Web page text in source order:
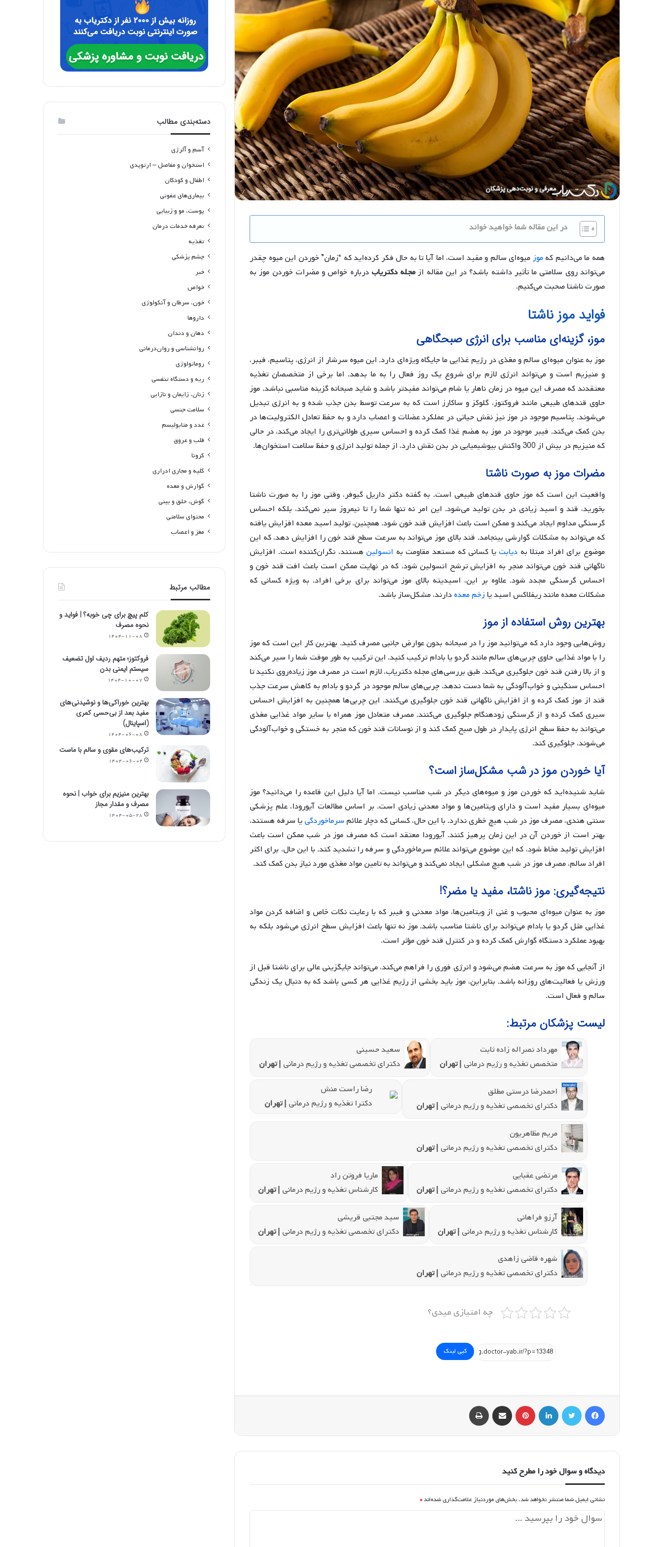
در این مقاله شما خواهید خواند
همه ما می‌دانیم کهموزمیوه‌ای سالم و مفید است، اما آیا تا به حال فکر کرده‌اید که “زمان” خوردن این میوه چقدر
می‌تواند روی سلامتی ما تأثیر داشته باشد؟ در این مقاله ازمجله دکتریاب درباره خواص و مضرات خوردن موز به
صورت ناشتا صحبت می‌کنیم.
فواید موز ناشتا
موز، گزینه‌ای مناسب برای انرژی صبحگاهی
موز به عنوان میوه‌ای سالم و مغذی در رژیم غذایی ما جایگاه ویژه‌ای دارد. این میوه سرشار از انرژی، پتاسیم، فیبر،
و منیزیم است و می‌تواند انرژی لازم برای شروع یک روز فعال را به ما بدهد. اما برخی از متخصصان تغذیه
معتقدند که مصرف این میوه در زمان ناهار یا شام می‌تواند مفیدتر باشد و شاید صبحانه گزینه مناسبی نباشد. موز
حاوی قندهای طبیعی مانند فروکتوز، گلوکز و ساکارز است که به سرعت توسط بدن جذب شده و به انرژی تبدیل
می‌شوند. پتاسیم موجود در موز نیز نقش حیاتی در عملکرد عضلات و اعصاب دارد و به حفظ تعادل الکترولیت‌ها در
بدن کمک می‌کند. فیبر موجود در موز به هضم غذا کمک کرده و احساس سیری طولانی‌تری را ایجاد می‌کند، در حالی
که منیزیم در بیش از 300 واکنش بیوشیمیایی در بدن نقش دارد، از جمله تولید انرژی و حفظ سلامت استخوان‌ها.
مضرات موز به صورت ناشتا
واقعیت این است که موز حاوی قندهای طبیعی است. به گفته دکتر داریل گیوفر، وقتی موز را به صورت ناشتا
بخورید، قند و اسید زیادی در بدن تولید می‌شود. این امر نه تنها شما را تا نیمروز سیر نمی‌کند، بلکه احساس
گرسنگی مداوم ایجاد می‌کند و ممکن است باعث افزایش قند خون شود. همچنین، تولید اسید معده افزایش یافته
که می‌تواند به مشکلات گوارشی بینجامد. قند بالای موز می‌تواند به سرعت سطح قند خون را افزایش دهد، که این
موضوع برای افراد مبتلا به دیابت یا کسانی که مستعد مقاومت به انسولین هستند، نگران‌کننده است. افزایش
ناگهانی قند خون می‌تواند منجر به افزایش ترشح انسولین شود، که در نهایت ممکن است باعث افت قند خون و
احساس گرسنگی مجدد شود. علاوه بر این، اسیدیته بالای موز می‌تواند برای برخی افراد، به ویژه کسانی که
مشکلات معده مانند ریفلاکس اسید یا زخم معدهدارند، مشکل‌ساز باشد.
بهترین روش استفاده از موز
روش‌هایی وجود دارد که می‌توانید موز را در صبحانه بدون عوارض جانبی مصرف کنید. بهترین کار این است که موز
را با مواد غذایی حاوی چربی‌های سالم مانند گردو یا بادام ترکیب کنید. این ترکیب به طور موقت شما را سیر می‌کند
و از بالا رفتن قند خون جلوگیری می‌کند. طبق بررسی‌های مجله دکتریاب، لازم است در مصرف موز زیاده‌روی نکنید تا
احساس سنگینی و خواب‌آلودگی به شما دست ندهد. چربی‌های سالم موجود در گردو و بادام به کاهش سرعت جذب
قند از موز کمک کرده و از افزایش ناگهانی قند خون جلوگیری می‌کنند. این چربی‌ها همچنین به افزایش احساس
سیری کمک کرده و از گرسنگی زودهنگام جلوگیری می‌کنند. مصرف متعادل موز همراه با سایر مواد غذایی مغذی
می‌تواند به حفظ سطح انرژی پایدار در طول صبح کمک کند و از نوسانات قند خون که منجر به خستگی و خواب‌آلودگی
می‌شوند، جلوگیری کند.
آیا خوردن موز در شب مشکل‌ساز است؟
شاید شنیده‌اید که خوردن موز و میوه‌های دیگر در شب مناسب نیست. اما آیا دلیل این قاعده را می‌دانید؟ موز
میوه‌ای بسیار مفید است و دارای ویتامین‌ها و مواد معدنی زیادی است. بر اساس مطالعات آیورودا، علم پزشکی
سنتی هندی، مصرف موز در شب هیچ خطری ندارد. با این حال، کسانی که دچار علائم سرماخوردگییا سرفه هستند،
بهتر است از خوردن آن در این زمان پرهیز کنند. آیورودا معتقد است که مصرف موز در شب ممکن است باعث
افزایش تولید مخاط شود، که این موضوع می‌تواند علائم سرماخوردگی و سرفه را تشدید کند. با این حال، برای اکثر
افراد سالم، مصرف موز در شب هیچ مشکلی ایجاد نمی‌کند و می‌تواند به تامین مواد مغذی مورد نیاز بدن کمک کند.
نتیجه‌گیری: موز ناشتا، مفید یا مضر؟!
موز به عنوان میوه‌ای محبوب و غنی از ویتامین‌ها، مواد معدنی و فیبر که با رعایت نکات خاص و اضافه کردن مواد
غذایی مثل گردو یا بادام می‌تواند برای ناشتا مناسب باشد. موز نه تنها باعث افزایش سطح انرژی می‌شود بلکه به
بهبود عملکرد دستگاه گوارش کمک کرده و در کنترل قند خون مؤثر است.
از آنجایی که موز به سرعت هضم می‌شود و انرژی فوری را فراهم می‌کند، می‌تواند جایگزینی عالی برای ناشتا قبل از
ورزش یا فعالیت‌های روزانه باشد. بنابراین، موز باید بخشی از رژیم غذایی هر کسی باشد که به دنبال یک زندگی
سالم و فعال است.
لیست پزشکان مرتبط:
مهرداد نصراله زاده ثابت
متخصص تغذیه و رژیم درمانی | تهران
سعید حسینی
دکترای تخصصی تغذیه و رژیم درمانی | تهران
احمدرضا درستی مطلق
دکترای تخصصی تغذیه و رژیم درمانی | تهران
رضا راست منش
دکترا تغذیه و رژیم درمانی | تهران
مریم مظاهریون
دکترای تخصصی تغذیه و رژیم درمانی | تهران
مرتضی عقبایی
دکترای تخصصی تغذیه و رژیم درمانی | تهران
ماریا فروتن راد
کارشناس تغذیه و رژیم درمانی | تهران
آرزو فراهانی
کارشناس تغذیه و رژیم درمانی | تهران
سید مجتبی قریشی
دکترای تخصصی تغذیه و رژیم درمانی | تهران
شهره قاضی زاهدی
دکترای تخصصی تغذیه و رژیم درمانی | تهران
چه امتیازی میدی؟
کپی لینک
فیسبوک توییتر لینکداین پینتریست اشتراک گذاری با ایمیل
دیدگاه و سوال خود را مطرح کنید
نشانی ایمیل شما منتشر نخواهد شد. بخش‌های موردنیاز علامت‌گذاری شده‌اند *
دسته‌بندی مطالب
آسم و آلرژی
استخوان و مفاصل – ارتوپدی
اطفال و کودکان
بیماری‌های عفونی
پوست، مو و زیبایی
تعرفه خدمات درمان
تغذیه
چشم پزشکی
خبر
خواص
خون، سرطان و آنکولوژی
داروها
دهان و دندان
روانشناسی و روان‌درمانی
روماتولوژی
ریه و دستگاه تنفسی
زنان، زایمان و نازایی
سلامت جنسی
غدد و متابولیسم
قلب و عروق
کرونا
کلیه و مجاری ادراری
گوارش و معده
گوش، حلق و بینی
محتوای سلامتی
مغز و اعصاب
مطالب مرتبط
کلم پیچ برای چی خوبه؟ | فواید و
نحوه مصرف
۱۴۰۴-۱۱-۰۸
فروکتوز؛ متهم ردیف اول تضعیف
سیستم ایمنی بدن
۱۴۰۴-۱۰-۰۷
بهترین خوراکی‌ها و نوشیدنی‌های
مفید بعد از بی‌حسی کمری
(اسپاینال)
۱۴۰۴-۰۶-۰۸
ترکیب‌های مقوی و سالم با ماست
۱۴۰۴-۰۶-۰۴
بهترین منیزیم برای خواب | نحوه
مصرف و مقدار مجاز
۱۴۰۴-۰۵-۲۸